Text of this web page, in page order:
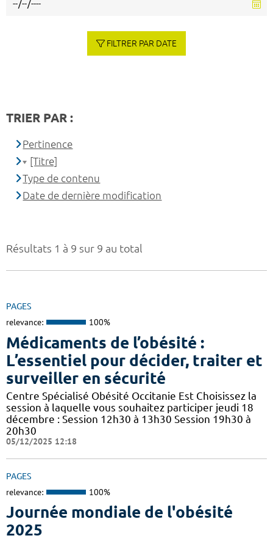
Résultats 1 à 9 sur 9 au total
PAGES
relevance: 100%
Médicaments de l’obésité :
L’essentiel pour décider, traiter et
surveiller en sécurité
Centre Spécialisé Obésité Occitanie Est Choisissez la
session à laquelle vous souhaitez participer jeudi 18
décembre : Session 12h30 à 13h30 Session 19h30 à
20h30
05/12/2025 12:18
PAGES
relevance: 100%
Journée mondiale de l'obésité
2025
FILTRER PAR DATE
TRIER PAR :
Pertinence
[Titre]
Type de contenu
Date de dernière modification